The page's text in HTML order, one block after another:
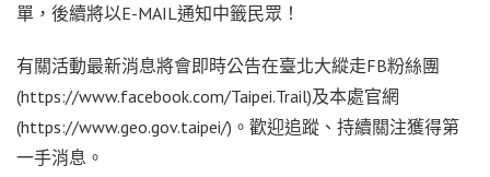
單，後續將以E-MAIL通知中籤民眾！
有關活動最新消息將會即時公告在臺北大縱走FB粉絲團
(https://www.facebook.com/Taipei.Trail)及本處官網
(https://www.geo.gov.taipei/)。歡迎追蹤、持續關注獲得第
一手消息。